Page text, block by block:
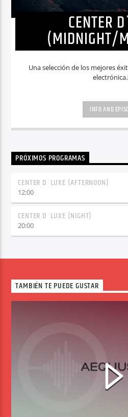
CENTER
(MIDNIGHT/
Una selección de los mejores
INFO AND
PRÓXIMOS PROGRAMAS
CENTER D´LUXE (AFTERNOON)
12:00
CENTER D´LUXE (NIGHT)
20:00
TAMBIÉN TE PUEDE GUSTAR